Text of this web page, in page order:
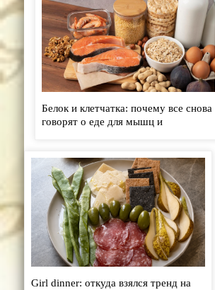
Белок и клетчатка: почему все снова
говорят о еде для мышц и
Girl dinner: откуда взялся тренд на